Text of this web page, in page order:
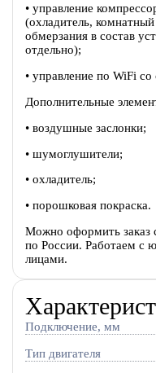
• управление
(охладитель,
обмерзания в состав
отдельно);
• управление по WiFi
Дополнительные
• воздушные заслонки;
• шумоглушители;
• охладитель;
• порошковая покраска.
Можно оформить заказ
по России. Работаем с
лицами.
Подключение, мм
Тип двигателя